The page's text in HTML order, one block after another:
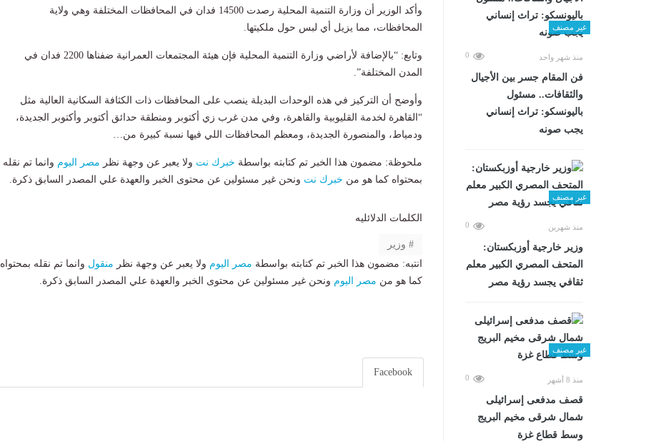
غير مصنف
منذ شهر واحد 0
فن المقام جسر بين الأجيال
والثقافات.. مسئول
باليونسكو: تراث إنساني
يجب صونه
غير مصنف
منذ شهرين 0
وزير خارجية أوزبكستان:
المتحف المصري الكبير معلم
ثقافي يجسد رؤية مصر
غير مصنف
منذ 8 أشهر 0
قصف مدفعى إسرائيلى
شمال شرقى مخيم البريج
وسط قطاع غزة
وأكد الوزير أن وزارة التنمية المحلية رصدت 14500 فدان في المحافظات المختلفة وهي ولاية
المحافظات، مما يزيل أي لبس حول ملكيتها.
وتابع: “بالإضافة لأراضي وزارة التنمية المحلية فإن هيئة المجتمعات العمرانية ضفناها 2200 فدان في
المدن المختلفة”.
وأوضح أن التركيز في هذه الوحدات البديلة ينصب على المحافظات ذات الكثافة السكانية العالية مثل
“القاهرة لخدمة القليوبية والقاهرة، وفي مدن غرب زي أكتوبر ومنطقة حدائق أكتوبر وأكتوبر الجديدة،
ودمياط، والمنصورة الجديدة، ومعظم المحافظات اللي فيها نسبة كبيرة من…
ملحوظة: مضمون هذا الخبر تم كتابته بواسطة خبرك نت ولا يعبر عن وجهة نظر مصر اليوم وانما تم نقله
بمحتواه كما هو من خبرك نت ونحن غير مسئولين عن محتوى الخبر والعهدة علي المصدر السابق ذكرة.
الكلمات الدلائليه
وزير
انتبه: مضمون هذا الخبر تم كتابته بواسطة مصر اليوم ولا يعبر عن وجهة نظر منقول وانما تم نقله بمحتواه
كما هو من مصر اليوم ونحن غير مسئولين عن محتوى الخبر والعهدة علي المصدر السابق ذكرة.
Facebook